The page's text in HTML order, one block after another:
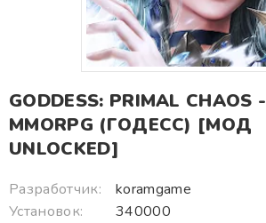
GODDESS: PRIMAL CHAOS -
MMORPG (ГОДЕСС) [МОД
UNLOCKED]
Разработчик:
koramgame
Установок:
340000